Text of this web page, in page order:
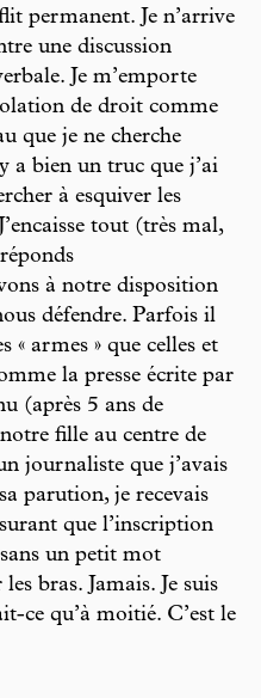
permanent. Je n’arrive
une discussion
Je m’emporte
de droit comme
que je ne cherche
a bien un truc que j’ai
à esquiver les
tout (très mal,
à notre disposition
défendre. Parfois il
« armes » que celles et
la presse écrite par
(après 5 ans de
fille au centre de
journaliste que j’avais
parution, je recevais
que l’inscription
un petit mot
bras. Jamais. Je suis
ce qu’à moitié. C’est le